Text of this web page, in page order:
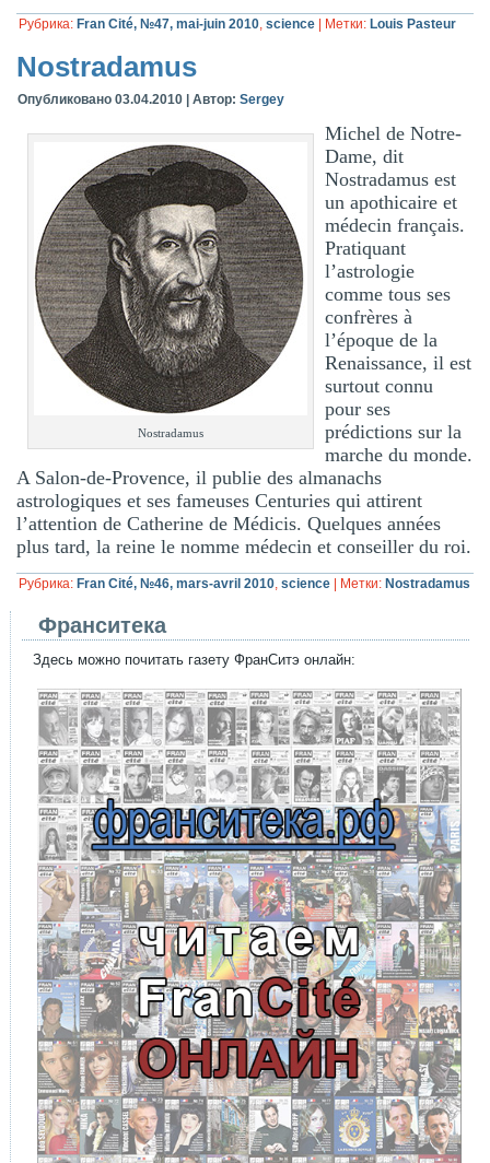
Рубрика: Fran Cité, №47, mai-juin 2010,science Метки: Louis Pasteur
Nostradamus
Опубликовано 03.04.2010 |Автор: Sergey
Nostradamus
Michel de Notre-
Dame, dit
Nostradamus est
un apothicaire et
médecin français.
Pratiquant
l’astrologie
comme tous ses
confrères à
l’époque de la
Renaissance, il est
surtout connu
pour ses
prédictions sur la
marche du monde.
A Salon-de-Provence, il publie des almanachs
astrologiques et ses fameuses Centuries qui attirent
l’attention de Catherine de Médicis. Quelques années
plus tard, la reine le nomme médecin et conseiller du roi.
Рубрика: Fran Cité, №46, mars-avril 2010,science Метки: Nostradamus
Франситека
Здесь можно почитать газету ФранСитэ онлайн: